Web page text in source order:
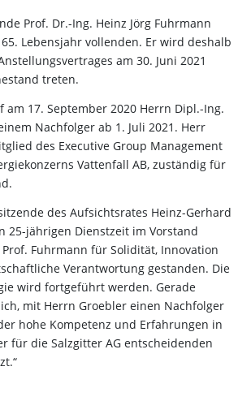
Prof. Dr.-Ing. Heinz Jörg Fuhrmann
Lebensjahr vollenden. Er wird deshalb
am 30. Juni 2021
treten.
17. September 2020 Herrn Dipl.-Ing.
Nachfolger ab 1. Juli 2021. Herr
des Executive Group Management
Vattenfall AB, zuständig für
des Aufsichtsrates Heinz-Gerhard
25-jährigen Dienstzeit im Vorstand
Fuhrmann für Solidität, Innovation
Verantwortung gestanden. Die
wird fortgeführt werden. Gerade
mit Herrn Groebler einen Nachfolger
hohe Kompetenz und Erfahrungen in
für die Salzgitter AG entscheidenden